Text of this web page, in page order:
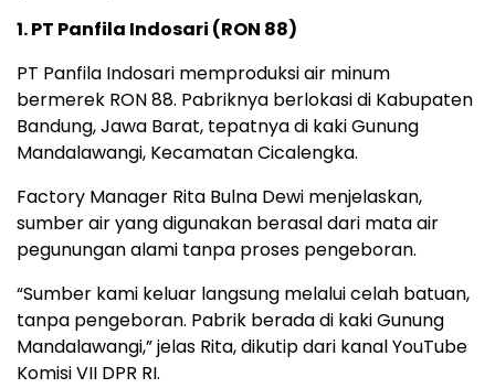
1. PT Panfila Indosari (RON 88)
PT Panfila Indosari memproduksi air minum
bermerek RON 88. Pabriknya berlokasi di Kabupaten
Bandung, Jawa Barat, tepatnya di kaki Gunung
Mandalawangi, Kecamatan Cicalengka.
Factory Manager Rita Bulna Dewi menjelaskan,
sumber air yang digunakan berasal dari mata air
pegunungan alami tanpa proses pengeboran.
“Sumber kami keluar langsung melalui celah batuan,
tanpa pengeboran. Pabrik berada di kaki Gunung
Mandalawangi,” jelas Rita, dikutip dari kanal YouTube
Komisi VII DPR RI.